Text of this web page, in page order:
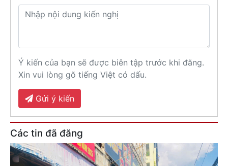
Ý kiến của bạn sẽ được biên tập trước khi đăng.
Xin vui lòng gõ tiếng Việt có dấu.
Gửi ý kiến
Các tin đã đăng